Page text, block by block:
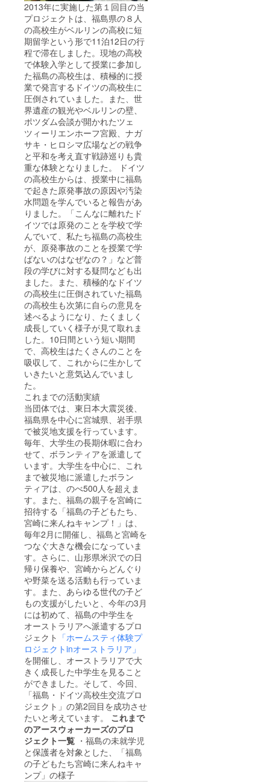
2013年に実施した第１回目の当
プロジェクトは、福島県の８人
の高校生がベルリンの高校に短
期留学という形で11泊12日の行
程で滞在しました。現地の高校
で体験入学として授業に参加し
た福島の高校生は、積極的に授
業で発言するドイツの高校生に
圧倒されていました。また、世
界遺産の観光やベルリンの壁、
ポツダム会談が開かれたツェ
ツィーリエンホーフ宮殿、ナガ
サキ・ヒロシマ広場などの戦争
と平和を考え直す戦跡巡りも貴
重な体験となりました。 ドイツ
の高校生からは、授業中に福島
で起きた原発事故の原因や汚染
水問題を学んでいると報告があ
りました。「こんなに離れたド
イツでは原発のことを学校で学
んでいて、私たち福島の高校生
が、原発事故のことを授業で学
ばないのはなぜなの？」など普
段の学びに対する疑問なども出
ました。また、積極的なドイツ
の高校生に圧倒されていた福島
の高校生も次第に自らの意見を
述べるようになり、たくましく
成長していく様子が見て取れま
した。10日間という短い期間
で、高校生はたくさんのことを
吸収して、これからに生かして
いきたいと意気込んでいまし
た。
これまでの活動実績
当団体では、東日本大震災後、
福島県を中心に宮城県、岩手県
で被災地支援を行っています。
毎年、大学生の長期休暇に合わ
せて、ボランティアを派遣して
います。大学生を中心に、これ
まで被災地に派遣したボラン
ティアは、のべ500人を超えま
す。また、福島の親子を宮崎に
招待する「福島の子どもたち、
宮崎に来んねキャンプ！」は、
毎年2月に開催し、福島と宮崎を
つなぐ大きな機会になっていま
す。さらに、山形県米沢での日
帰り保養や、宮崎からどんぐり
や野菜を送る活動も行っていま
す。また、あらゆる世代の子ど
もの支援がしたいと、今年の3月
には初めて、福島の中学生を
オーストラリアへ派遣するプロ
ジェクト 「ホームスティ体験プ
ロジェクトinオーストラリア」
を開催し、オーストラリアで大
きく成長した中学生を見ること
ができました。そして、今回、
「福島・ドイツ高校生交流プロ
ジェクト」の第2回目を成功させ
たいと考えています。 これまで
のアースウォーカーズのプロ
ジェクト一覧 ・福島の未就学児
と保護者を対象とした、「福島
の子どもたち宮崎に来んねキャ
ンプ」の様子